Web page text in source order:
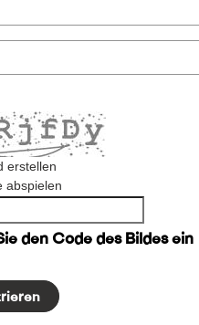
erstellen
abspielen
den Code des Bildes ein